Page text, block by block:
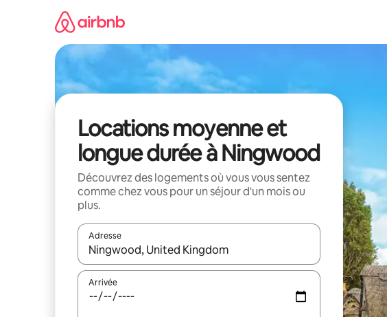
Locations moyenne et
longue durée à Ningwood
Découvrez des logements où vous vous sentez
comme chez vous pour un séjour d'un mois ou
plus.
Adresse
Lorsque les résultats s'affichent, utilisez les flèches vers le haut et
Arrivée